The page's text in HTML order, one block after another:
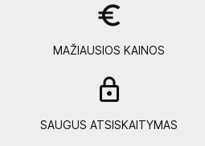
euro_symbol
MAŽIAUSIOS KAINOS
SAUGUS ATSISKAITYMAS